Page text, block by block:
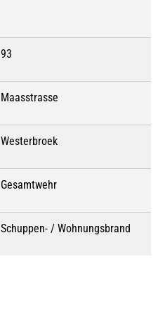
93
Maasstrasse
Westerbroek
Gesamtwehr
Schuppen- / Wohnungsbrand